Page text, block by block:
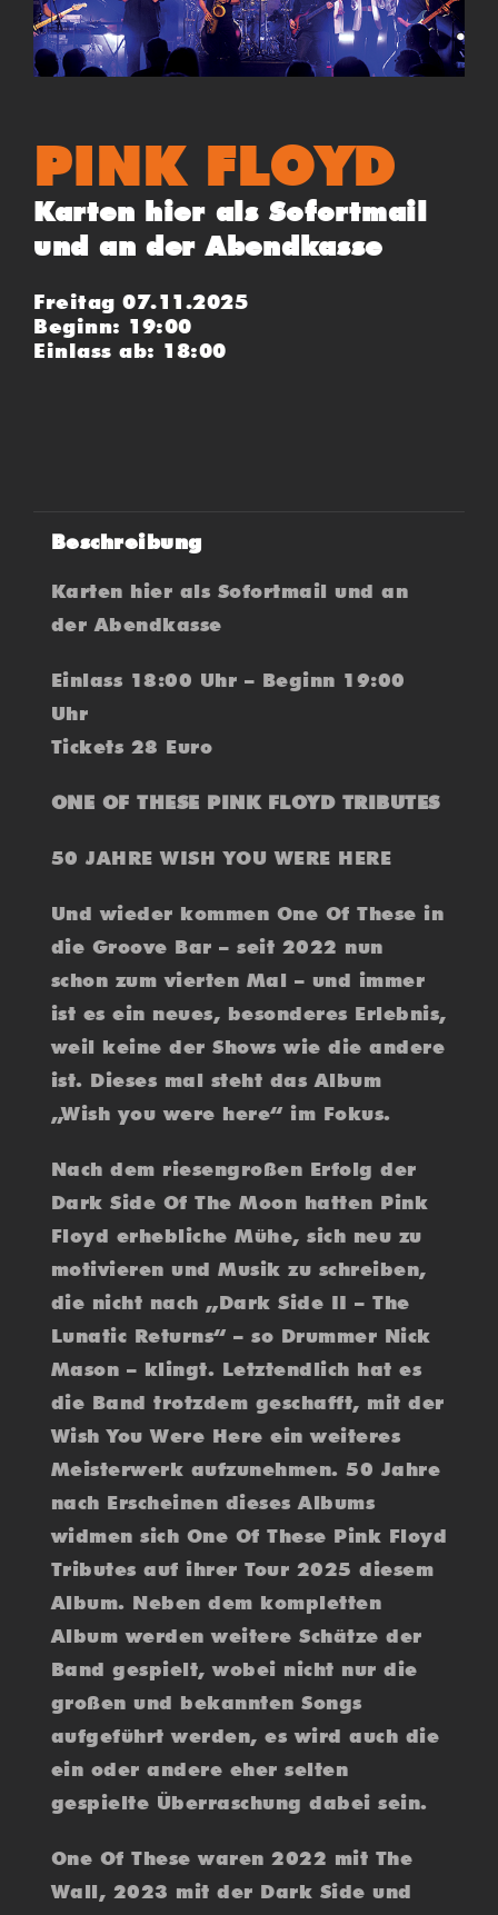
PINK FLOYD
Karten hier als Sofortmail
und an der Abendkasse
Freitag 07.11.2025
Beginn: 19:00
Einlass ab: 18:00
Beschreibung
Karten hier als Sofortmail und an
der Abendkasse
Einlass 18:00 Uhr – Beginn 19:00
Uhr
Tickets 28 Euro
ONE OF THESE PINK FLOYD TRIBUTES
50 JAHRE WISH YOU WERE HERE
Und wieder kommen One Of These in
die Groove Bar – seit 2022 nun
schon zum vierten Mal – und immer
ist es ein neues, besonderes Erlebnis,
weil keine der Shows wie die andere
ist. Dieses mal steht das Album
„Wish you were here“ im Fokus.
Nach dem riesengroßen Erfolg der
Dark Side Of The Moon hatten Pink
Floyd erhebliche Mühe, sich neu zu
motivieren und Musik zu schreiben,
die nicht nach „Dark Side II – The
Lunatic Returns“ – so Drummer Nick
Mason – klingt. Letztendlich hat es
die Band trotzdem geschafft, mit der
Wish You Were Here ein weiteres
Meisterwerk aufzunehmen. 50 Jahre
nach Erscheinen dieses Albums
widmen sich One Of These Pink Floyd
Tributes auf ihrer Tour 2025 diesem
Album. Neben dem kompletten
Album werden weitere Schätze der
Band gespielt, wobei nicht nur die
großen und bekannten Songs
aufgeführt werden, es wird auch die
ein oder andere eher selten
gespielte Überraschung dabei sein.
One Of These waren 2022 mit The
Wall, 2023 mit der Dark Side und